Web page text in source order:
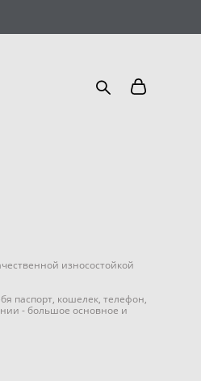
износостойкой
паспорт, кошелек, телефон,
- большое основное и